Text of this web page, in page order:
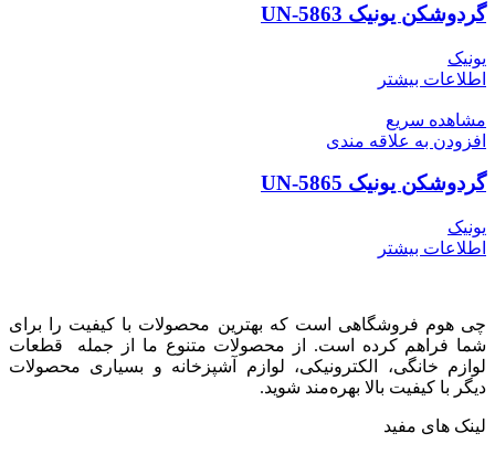
گردوشکن یونیک UN-5863
یونیک
اطلاعات بیشتر
مشاهده سریع
افزودن به علاقه مندی
گردوشکن یونیک UN-5865
یونیک
اطلاعات بیشتر
چی هوم فروشگاهی است که بهترین محصولات با کیفیت را برای
شما فراهم کرده است. از محصولات متنوع ما از جمله قطعات
لوازم خانگی، الکترونیکی، لوازم آشپزخانه و بسیاری محصولات
دیگر با کیفیت بالا بهره‌مند شوید.
لینک های مفید